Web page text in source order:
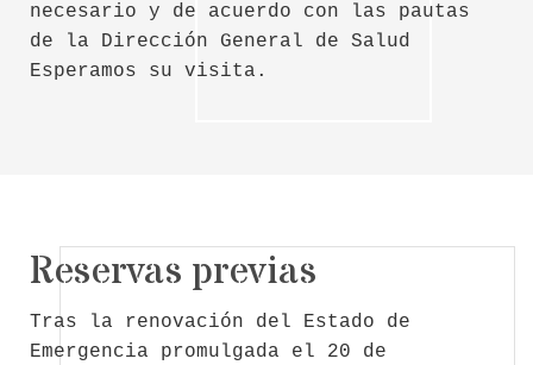
necesario y de acuerdo con las pautas
de la Dirección General de Salud
Esperamos su visita.
Reservas previas
Tras la renovación del Estado de
Emergencia promulgada el 20 de